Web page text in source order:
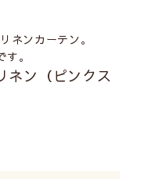
ネンカーテン。
。
ネン（ピンクス